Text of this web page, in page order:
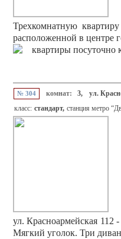
Трехкомнатную
расположенной в центре
№ 304 комнат: 3,
ул.
класс: стандарт, станция метро
ул. Красноармейская 112
Мягкий уголок. Три